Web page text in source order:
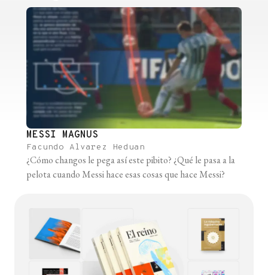
MESSI MAGNUS
Facundo Alvarez Heduan
¿Cómo changos le pega así este pibito? ¿Qué le pasa a la
pelota cuando Messi hace esas cosas que hace Messi?